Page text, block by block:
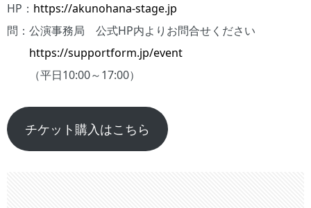
HP： https://akunohana-stage.jp
問：公演事務局 公式HP内よりお問合せください
https://supportform.jp/event
（平日10:00～17:00）
チケット購入はこちら